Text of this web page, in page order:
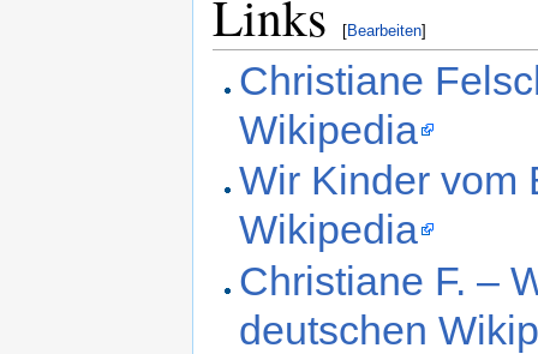
Links [Bearbeiten]
Christiane
Wikipedia
Wir Kinder vom
Wikipedia
Christiane F. –
deutschen